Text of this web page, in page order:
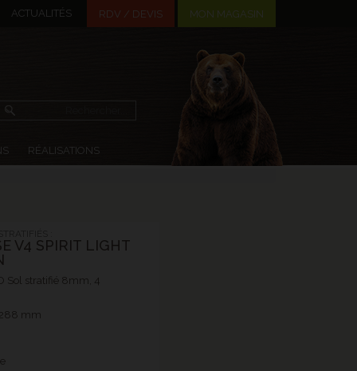
V4 SPIRIT LIGHT
Sol stratifié 8mm, 4
mm
ACTUALITÉS RDV / DEVIS MON MAGASIN
RÉALISATIONS